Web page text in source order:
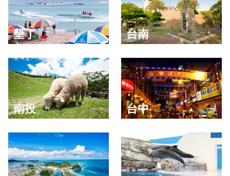
墾丁 台南
南投 台中